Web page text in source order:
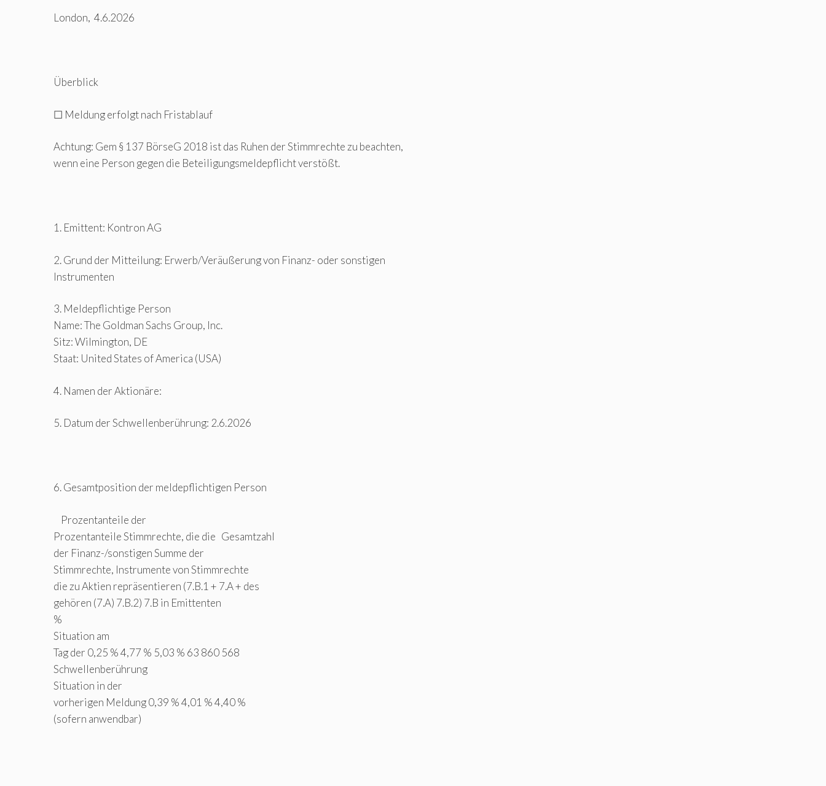
London, 4.6.2026
Überblick
☐ Meldung erfolgt nach Fristablauf
Achtung: Gem § 137 BörseG 2018 ist das Ruhen der Stimmrechte zu beachten,
wenn eine Person gegen die Beteiligungsmeldepflicht verstößt.
1. Emittent: Kontron AG
2. Grund der Mitteilung: Erwerb/Veräußerung von Finanz- oder sonstigen
Instrumenten
3. Meldepflichtige Person
Name: The Goldman Sachs Group, Inc.
Sitz: Wilmington, DE
Staat: United States of America (USA)
4. Namen der Aktionäre:
5. Datum der Schwellenberührung: 2.6.2026
6. Gesamtposition der meldepflichtigen Person
Prozentanteile der
Prozentanteile Stimmrechte, die die Gesamtzahl
der Finanz-/sonstigen Summe der
Stimmrechte, Instrumente von Stimmrechte
die zu Aktien repräsentieren (7.B.1 + 7.A + des
gehören (7.A) 7.B.2) 7.B in Emittenten
%
Situation am
Tag der 0,25 % 4,77 % 5,03 % 63 860 568
Schwellenberührung
Situation in der
vorherigen Meldung 0,39 % 4,01 % 4,40 %
(sofern anwendbar)